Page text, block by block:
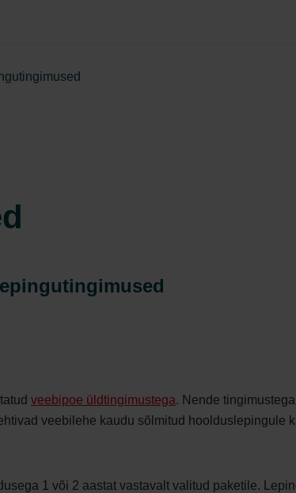
veebipoe üldtingimustega. Nende
veebilehe kaudu sõlmitud hoolduslepingule
1 või 2 aastat vastavalt valitud paketile.